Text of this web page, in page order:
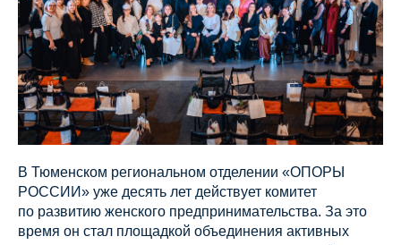
В Тюменском региональном отделении «ОПОРЫ
РОССИИ» уже десять лет действует комитет
по развитию женского предпринимательства. За это
время он стал площадкой объединения активных